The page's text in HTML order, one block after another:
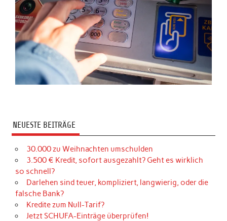
NEUESTE BEITRÄGE
30.000 zu Weihnachten umschulden
3.500 € Kredit, sofort ausgezahlt? Geht es wirklich
so schnell?
Darlehen sind teuer, kompliziert, langwierig, oder die
falsche Bank?
Kredite zum Null-Tarif?
Jetzt SCHUFA-Einträge überprüfen!